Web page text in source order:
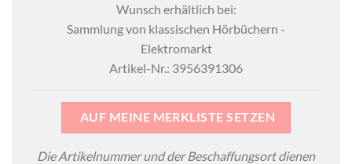
Wunsch erhältlich bei:
Sammlung von klassischen Hörbüchern -
Elektromarkt
Artikel-Nr.: 3956391306
AUF MEINE MERKLISTE SETZEN
Die Artikelnummer und der Beschaffungsort dienen